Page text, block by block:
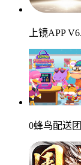
上镜APP
0蜂鸟配送